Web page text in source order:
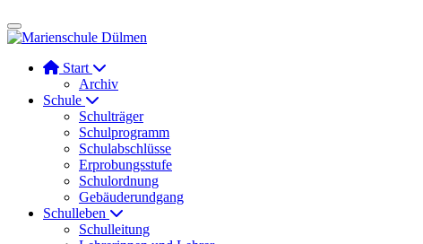
Start
Archiv
Schule
Schulträger
Schulprogramm
Schulabschlüsse
Erprobungsstufe
Schulordnung
Gebäuderundgang
Schulleben
Schulleitung